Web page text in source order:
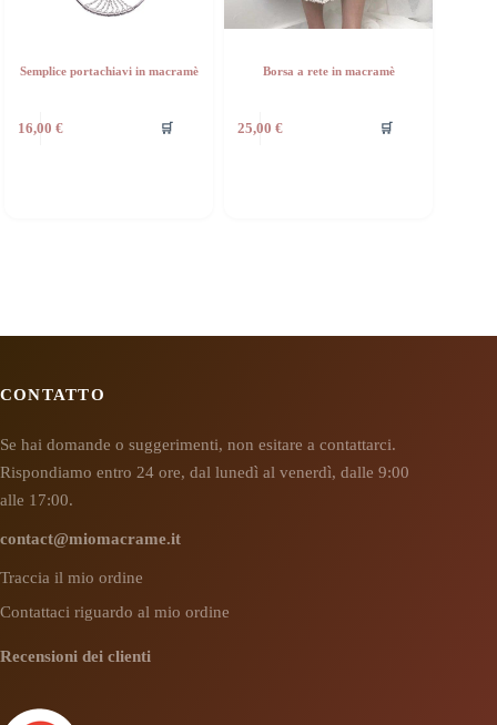
Semplice portachiavi in macramè
16,00 € 🛒
Borsa a rete in macramè
25,00 € 🛒
CONTATTO
Se hai domande o suggerimenti, non esitare a contattarci.
Rispondiamo entro 24 ore, dal lunedì al venerdì, dalle 9:00
alle 17:00.
contact@miomacrame.it
Traccia il mio ordine
Contattaci riguardo al mio ordine
Recensioni dei clienti